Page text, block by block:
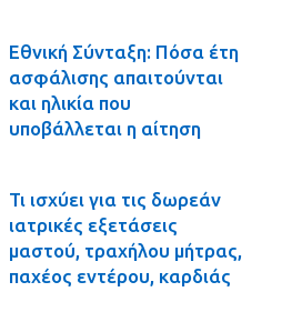
Εθνική Σύνταξη: Πόσα έτη
ασφάλισης απαιτούνται
και ηλικία που
υποβάλλεται η αίτηση
Τι ισχύει για τις δωρεάν
ιατρικές εξετάσεις
μαστού, τραχήλου μήτρας,
παχέος εντέρου, καρδιάς